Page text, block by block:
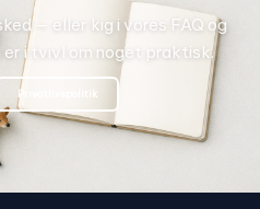
— eller kig i vores FAQ og
i tvivl om noget praktisk.
Privatlivspolitik